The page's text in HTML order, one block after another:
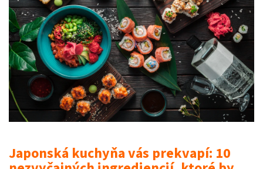
Japonská kuchyňa vás prekvapí: 10